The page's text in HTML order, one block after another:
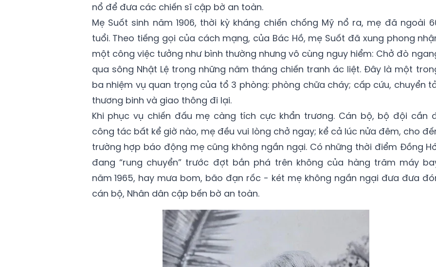
nổ để đưa các chiến sĩ cập bờ an toàn.
Mẹ Suốt sinh năm 1906, thời kỳ kháng chiến chống Mỹ nổ ra, mẹ đã ngoài
tuổi. Theo tiếng gọi của cách mạng, của Bác Hồ, mẹ Suốt đã xung phong
một công việc tưởng như bình thường nhưng vô cùng nguy hiểm: Chở đò
qua sông Nhật Lệ trong những năm tháng chiến tranh ác liệt. Đây là một
ba nhiệm vụ quan trọng của tổ 3 phòng: phòng chữa cháy; cấp cứu, chuyển
thương binh và giao thông đi lại.
Khi phục vụ chiến đấu mẹ càng tích cực khẩn trương. Cán bộ, bộ đội cần
công tác bất kể giờ nào, mẹ đều vui lòng chở ngay; kể cả lúc nửa đêm, cho
trường hợp báo động mẹ cũng không ngần ngại. Có những thời điểm Đồng
đang “rung chuyển” trước đợt bắn phá trên không của hàng trăm máy
năm 1965, hay mưa bom, bão đạn rốc - két mẹ không ngần ngại đưa đưa
cán bộ, Nhân dân cập bến bờ an toàn.